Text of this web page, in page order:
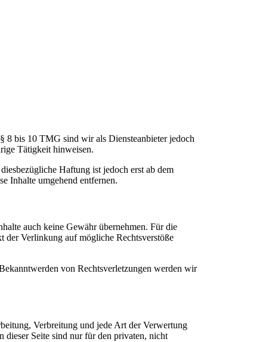
8 bis 10 TMG sind wir als Diensteanbieter jedoch
Tätigkeit hinweisen.
Haftung ist jedoch erst ab dem
Inhalte umgehend entfernen.
auch keine Gewähr übernehmen. Für die
der Verlinkung auf mögliche Rechtsverstöße
von Rechtsverletzungen werden wir
Verbreitung und jede Art der Verwertung
dieser Seite sind nur für den privaten, nicht